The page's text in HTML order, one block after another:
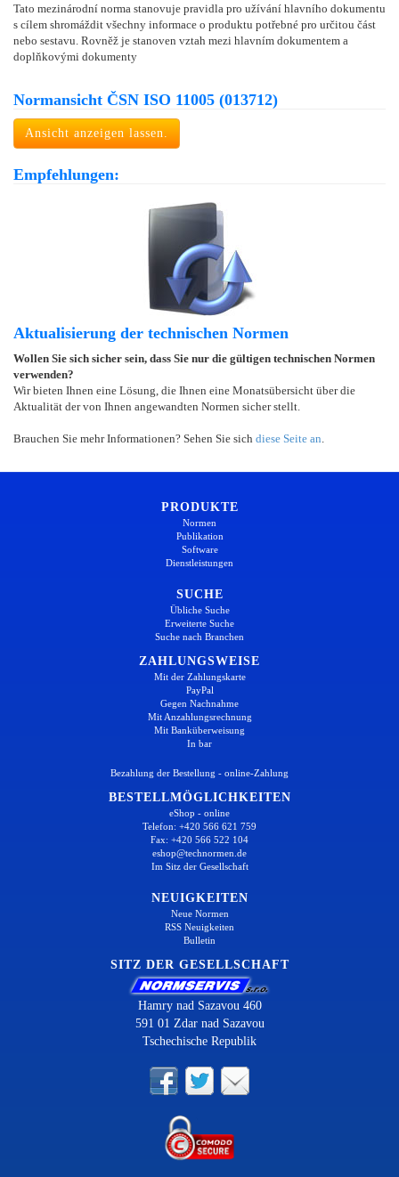
Tato mezinárodní norma stanovuje pravidla pro užívání hlavního dokumentu
s cílem shromáždit všechny informace o produktu potřebné pro určitou část
nebo sestavu. Rovněž je stanoven vztah mezi hlavním dokumentem a
doplňkovými dokumenty
Normansicht ČSN ISO 11005 (013712)
Ansicht anzeigen lassen.
Empfehlungen:
Aktualisierung der technischen Normen
Wollen Sie sich sicher sein, dass Sie nur die gültigen technischen Normen
verwenden?
Wir bieten Ihnen eine Lösung, die Ihnen eine Monatsübersicht über die
Aktualität der von Ihnen angewandten Normen sicher stellt.
Brauchen Sie mehr Informationen? Sehen Sie sich diese Seite an
PRODUKTE
Normen
Publikation
Software
Dienstleistungen
SUCHE
Übliche Suche
Erweiterte Suche
Suche nach Branchen
ZAHLUNGSWEISE
Mit der Zahlungskarte
PayPal
Gegen Nachnahme
Mit Anzahlungsrechnung
Mit Banküberweisung
In bar
Bezahlung der Bestellung - online-Zahlung
BESTELLMÖGLICHKEITEN
eShop - online
Telefon: +420 566 621 759
Fax: +420 566 522 104
eshop@technormen.de
Im Sitz der Gesellschaft
NEUIGKEITEN
Neue Normen
RSS Neuigkeiten
Bulletin
SITZ DER GESELLSCHAFT
Hamry nad Sazavou 460
591 01 Zdar nad Sazavou
Tschechische Republik